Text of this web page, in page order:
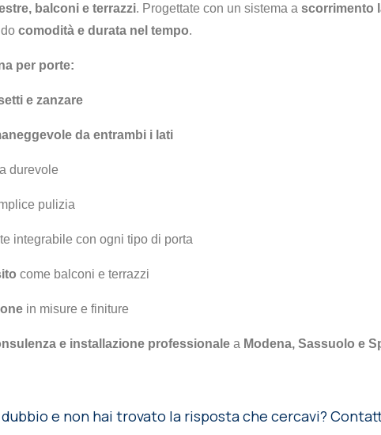
balconi e terrazzi. Progettate con un sistema a scorrimento
comodità e durata nel tempo.
per porte:
e zanzare
da entrambi i lati
durevole
pulizia
integrabile con ogni tipo di porta
come balconi e terrazzi
in misure e finiture
e installazione professionale a Modena, Sassuolo e
dubbio e non hai trovato la risposta che cercavi?